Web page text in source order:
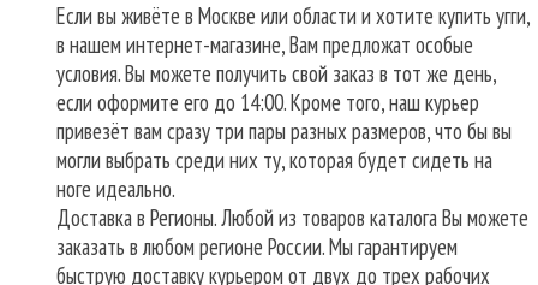
Если вы живёте в Москве или области и хотите купить угги,
в нашем интернет-магазине, Вам предложат особые
условия. Вы можете получить свой заказ в тот же день,
если оформите его до 14:00. Кроме того, наш курьер
привезёт вам сразу три пары разных размеров, что бы вы
могли выбрать среди них ту, которая будет сидеть на
ноге идеально.
Доставка в Регионы. Любой из товаров каталога Вы можете
заказать в любом регионе России. Мы гарантируем
быструю доставку курьером от двух до трех рабочих